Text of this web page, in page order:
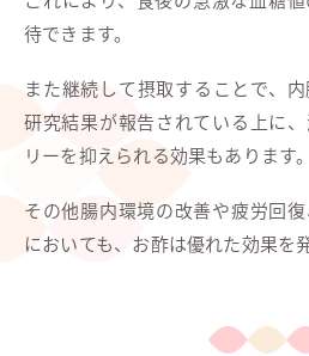
待できます。
また継続して摂取することで、
研究結果が報告されている上に
リーを抑えられる効果もあります。
その他腸内環境の改善や疲労回
においても、お酢は優れた効果を